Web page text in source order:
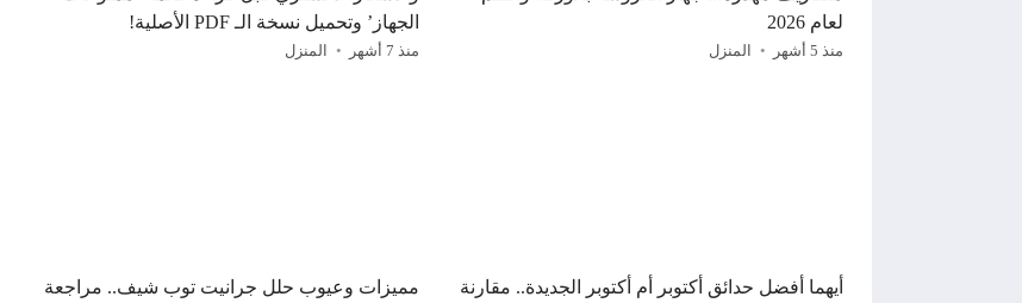
لعام 2026
منذ 5 أشهر المنزل
الجهاز’ وتحميل نسخة الـ PDF الأصلية!
منذ 7 أشهر المنزل
أيهما أفضل حدائق أكتوبر أم أكتوبر الجديدة.. مقارنة
مميزات وعيوب حلل جرانيت توب شيف.. مراجعة